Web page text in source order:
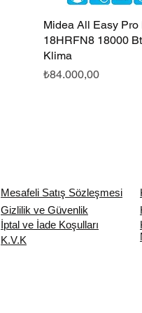
Hızlı
Midea All Easy
18HRFN8 18000
Klima
Fiyat
₺84.000,00
Mesafeli Satış Sözleşmesi
Gizlilik ve Güvenlik
İptal ve İade Koşulları
K.V.K